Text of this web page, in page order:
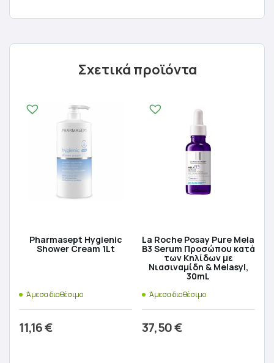
Σχετικά προϊόντα
Pharmasept Hygienic
Shower Cream 1Lt
Άμεσα διαθέσιμο
11,16€
La Roche Posay Pure Mela
B3 Serum Προσώπου κατά
των Kηλίδων με
Νιασιναμίδη & Melasyl,
30mL
Άμεσα διαθέσιμο
37,50€